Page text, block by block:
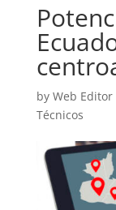
by Web Editor
Técnicos